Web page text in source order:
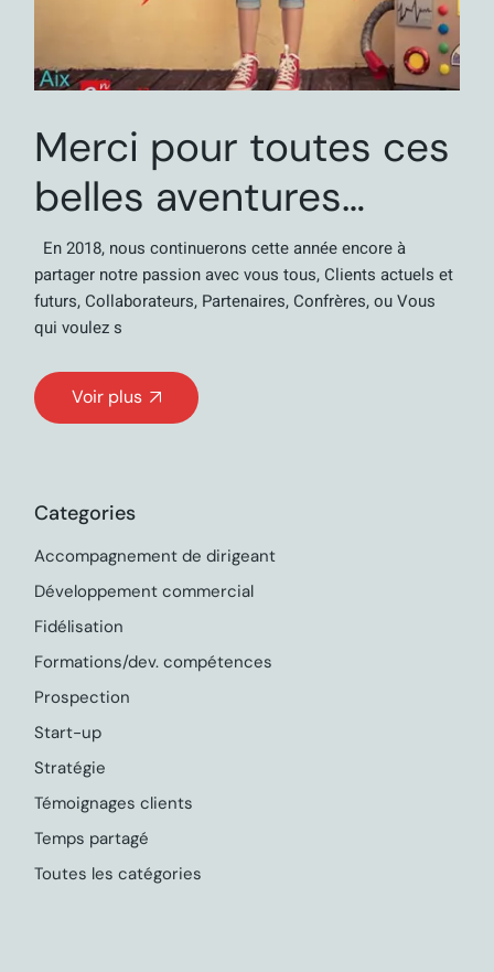
Merci pour toutes ces
belles aventures…
En 2018, nous continuerons cette année encore à
partager notre passion avec vous tous, Clients actuels et
futurs, Collaborateurs, Partenaires, Confrères, ou Vous
qui voulez s
Voir plus
Categories
Accompagnement de dirigeant
Développement commercial
Fidélisation
Formations/dev. compétences
Prospection
Start-up
Stratégie
Témoignages clients
Temps partagé
Toutes les catégories